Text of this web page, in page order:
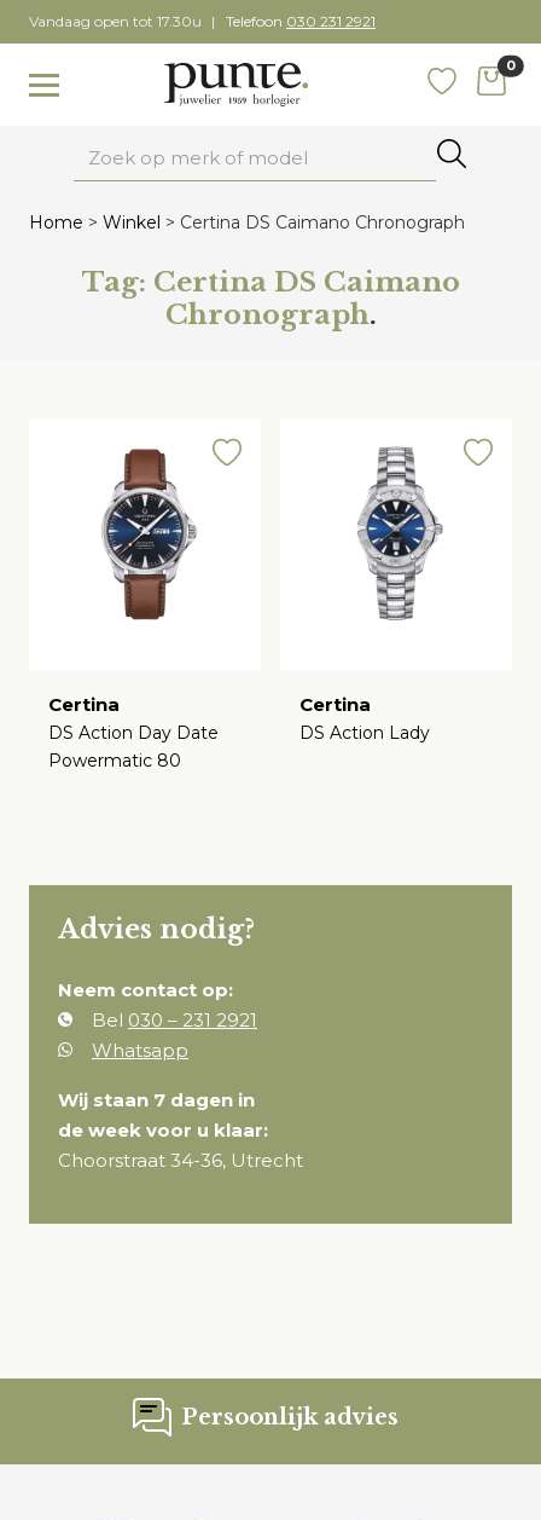
Skip
to
content
Vandaag open tot 17.30u Telefoon 030 231 2921
Toggle navigation
0
Home > Winkel > Certina DS Caimano Chronograph
Tag: Certina DS Caimano
Chronograph.
Certina
DS Action Day Date
Powermatic 80
Certina
DS Action Lady
Advies nodig?
Neem contact op:
Bel 030 – 231 2921
Whatsapp
Wij staan 7 dagen in
de week voor u klaar:
Choorstraat 34-36, Utrecht
Persoonlijk advies